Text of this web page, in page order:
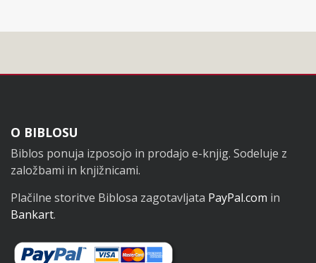
Noga
O BIBLOSU
Biblos ponuja izposojo in prodajo e-knjig. Sodeluje z
založbami in knjižnicami.
Plačilne storitve Biblosa zagotavljata PayPal.com in
Bankart.